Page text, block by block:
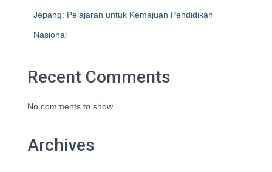
Jepang: Pelajaran untuk Kemajuan Pendidikan
Nasional
Recent Comments
No comments to show.
Archives